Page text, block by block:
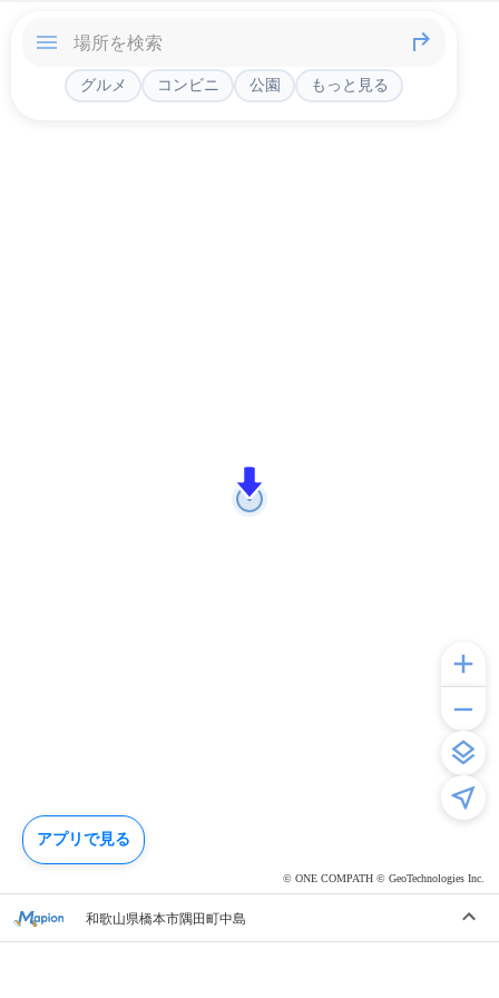
© ONE COMPATH © GeoTechnologies Inc.
グルメ コンビニ 公園 もっと見る
和歌山県橋本市隅田町中島
アプリで見る